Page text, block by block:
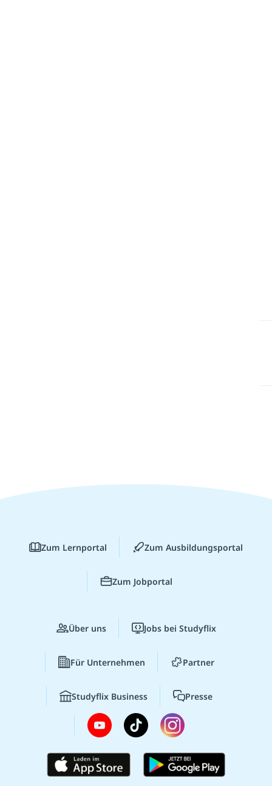
Zum Lernportal Zum Ausbildungsportal
Zum Jobportal
Über uns Jobs bei Studyflix
Für Unternehmen Partner
Studyflix Business Presse